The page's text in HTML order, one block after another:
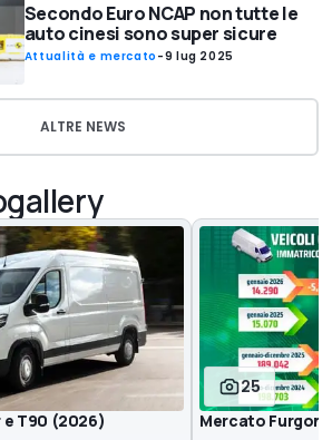
Secondo Euro NCAP non tutte le
auto cinesi sono super sicure
Attualità e mercato -9 lug 2025
ALTRE NEWS
e T90 (2026)
25
Mercato Furgoni